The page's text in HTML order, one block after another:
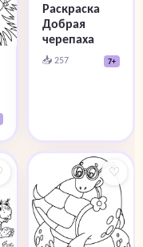
Раскраска
Добрая
черепаха
📥 257 7+
♡